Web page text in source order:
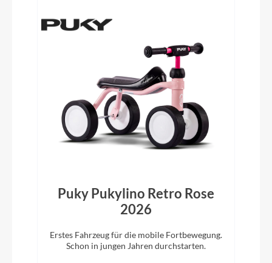
Puky Pukylino Retro Rose
2026
Erstes Fahrzeug für die mobile Fortbewegung.
Schon in jungen Jahren durchstarten.